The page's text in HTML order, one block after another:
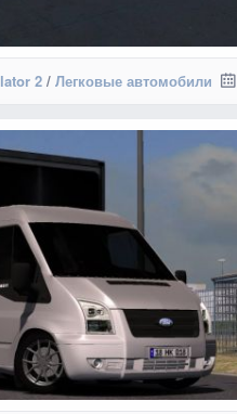
2/ Легковые автомобили